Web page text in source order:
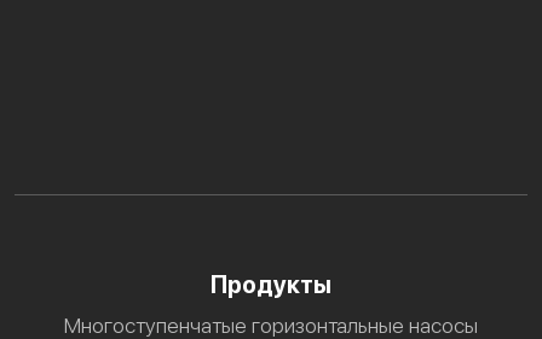
Продукты
Многоступенчатые горизонтальные насосы